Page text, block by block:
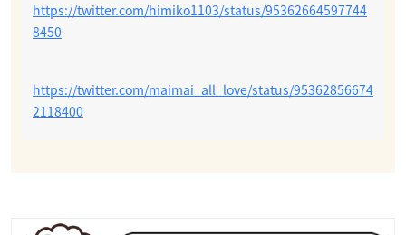
https://twitter.com/himiko1103/status/95362664597744
8450
https://twitter.com/maimai_all_love/status/95362856674
2118400